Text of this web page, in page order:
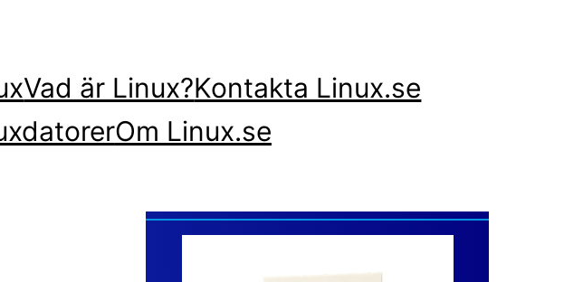
Vad är Linux?Kontakta Linux.se
Om Linux.se